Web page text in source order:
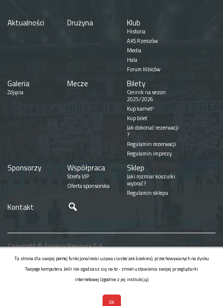
Aktualności Drużyna Klub
Historia
AKS Rzeszów
Media
Hala
Forum Kibiców
Galeria
Zdjęcia
Mecze Bilety
Cennik na sezon
2025/2026
Kup karnet!
Kup bilet
Jak dokonać rezerwacji
?
Regulamin rezerwacji
Regulamin imprezy
Sponsorzy Współpraca
Strefa VIP
Oferta sponsorska
Sklep
Jaki rozmiar koszulki
wybrać?
Regulamin sklepu
Kontakt
Copyright © Asseco Resovia S.A.
Realizacja
Ta strona dla swojej pełnej funkcjonalności używa ciasteczek (cookies), przechowywanych na dysku
Twojego komputera. Jeśli nie zgadzasz się na to - zmień ustawienia swojej przeglądarki
internetowej (zgodnie z jej instrukcją).
OK